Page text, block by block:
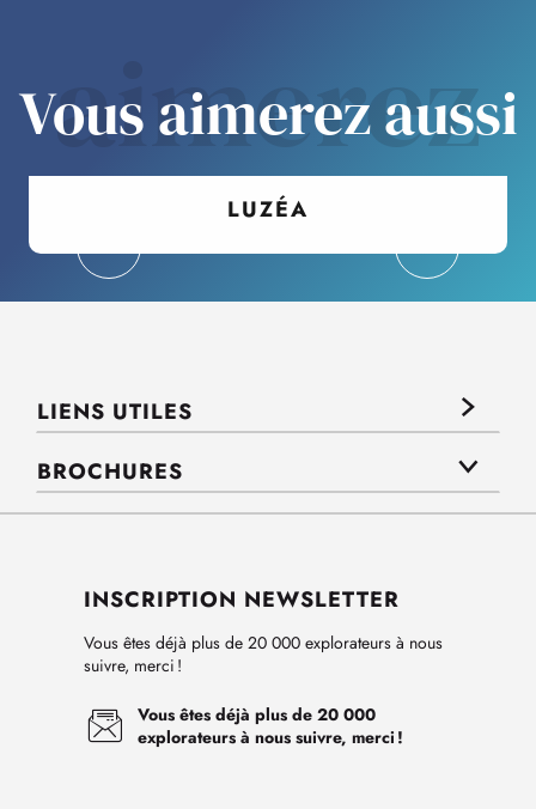
aimerez
Vous aimerez aussi
LUZÉA
LIENS UTILES
BROCHURES
INSCRIPTION NEWSLETTER
Vous êtes déjà plus de 20 000 explorateurs à nous
suivre, merci !
Vous êtes déjà plus de 20 000
explorateurs à nous suivre, merci !